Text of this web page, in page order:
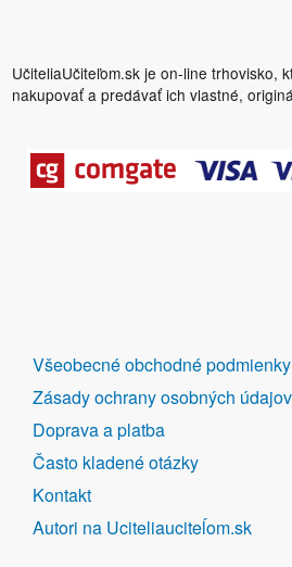
UčiteliaUčiteľom.sk je on-line trhovisko,
nakupovať a predávať ich vlastné,
DALŠÍ
ODKAZY
Všeobecné obchodné podmienky
Zásady ochrany osobných údajov
Doprava a platba
Často kladené otázky
Kontakt
Autori na Uciteliauciteĺom.sk